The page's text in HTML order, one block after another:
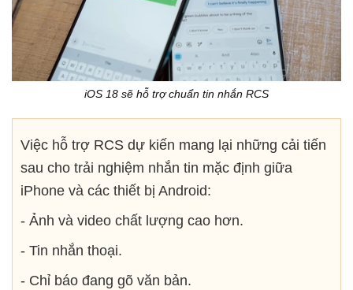
iOS 18 sẽ hỗ trợ chuẩn tin nhắn RCS
Việc hỗ trợ RCS dự kiến mang lại những cải tiến
sau cho trải nghiệm nhắn tin mặc định giữa
iPhone và các thiết bị Android:
- Ảnh và video chất lượng cao hơn.
- Tin nhắn thoại.
- Chỉ báo đang gõ văn bản.